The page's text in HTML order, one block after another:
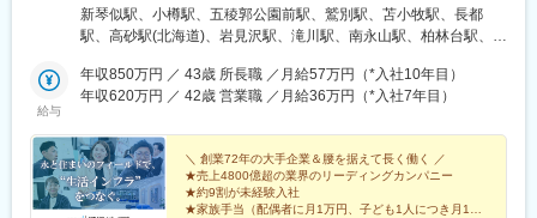
海道/青森県/岩手県/宮城県/秋田県/山形県/福島県【関東エリア】東
京都/神奈川県/千葉県/埼玉県/茨城県/栃木県/群馬県【甲信越エリ
岡県/愛知県/三重県/富山県/石川県/福井県【近畿エリア】大阪府/京
都府/兵庫県/滋賀県/奈良県/和歌山県【中国・四国エリア】岡山県/
福岡県/佐賀県/長崎県/熊本県/大分県/宮崎県/鹿児島県＜マイカー通
勤OK！（営業所による）＞勤務地により異なります。
新琴似駅、小樽駅、五稜郭公園前駅、鷲別駅、苫小牧駅、長都
駅、高砂駅(北海道)、岩見沢駅、滝川駅、南永山駅、柏林台駅、釧
泉中央駅、曽波神駅、船岡駅(宮城県)、古川駅、羽後牛島駅、横手
駅、山形駅、米沢駅、酒田駅、曽根田駅、白河駅、郡山駅(福島
駅、下館二高前駅、偕楽園駅、金上駅、鹿島神宮駅、石岡駅、常
陸多賀駅、羽鳥駅、江曽島駅、大桑駅(栃木県)、小山駅、足利駅、
佐野市駅、野木駅、自治医大駅、矢板駅、那須塩原駅、北高崎
駅、新伊勢崎駅、太田駅(群馬県)、八木原駅、前橋大島駅、吉野原
給与
年収850万円 ／ 43歳 所長職 ／月給57万円（*入社10年目）
年収620万円 ／ 42歳 営業職 ／月給36万円（*入社7年目）
＼ 創業72年の大手企業＆腰を据えて長く働く ／
★売上4800億超の業界のリーディングカンパニー
★約9割が未経験入社
★家族手当（配偶者に月1万円、子ども1人につき月1万